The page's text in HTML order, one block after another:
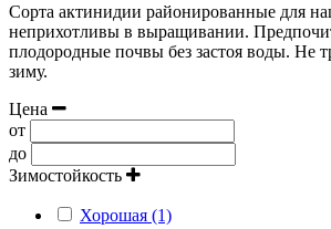
Сорта актинидии районированные для
неприхотливы в выращивании.
плодородные почвы без застоя воды. Не
зиму.
Цена
от
до
Зимостойкость
Хорошая (1)